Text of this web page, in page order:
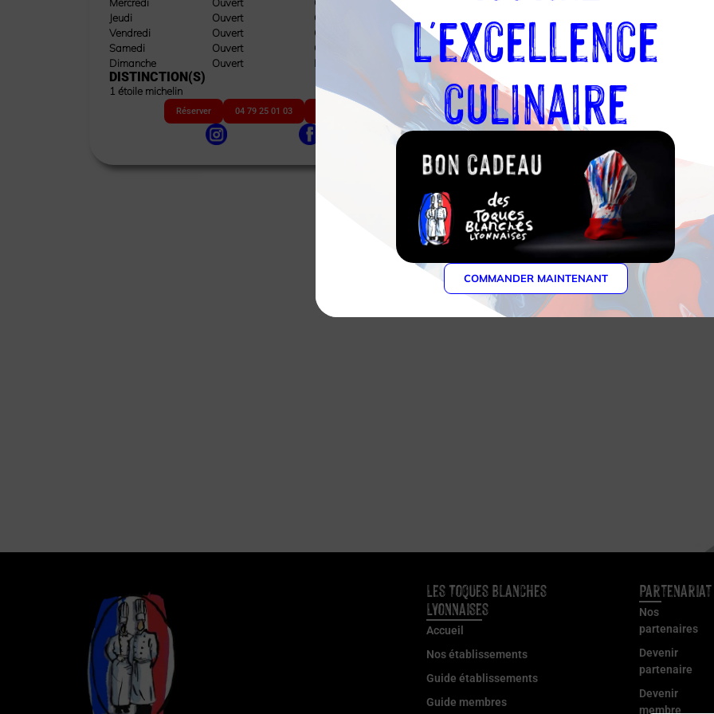
Jeudi
Vendredi
Samedi
Dimanche
Ouvert
Ouvert
Ouvert
Ouvert
Ouvert
Ouvert
Ouvert
Fermé
DISTINCTION(S)
1 étoile michelin
Réserver 04 79 25 01 03
Les Toques Blanches
Lyonnaises
Accueil
Nos établissements
Guide établissements
Guide membres
Partenariat
Nos
partenaires
Devenir
partenaire
Devenir
membre
l'excellence
culinaire
COMMANDER MAINTENANT